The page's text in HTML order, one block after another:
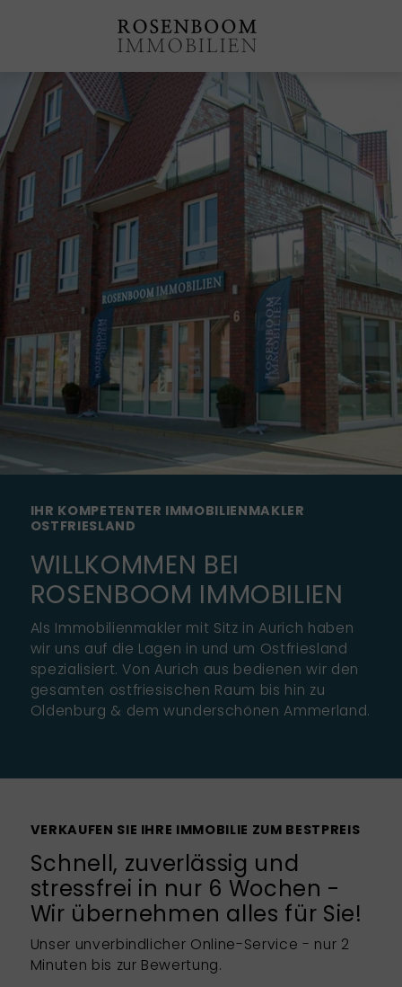
IHR KOMPETENTER IMMOBILIENMAKLER
OSTFRIESLAND
WILLKOMMEN BEI
ROSENBOOM IMMOBILIEN
Als Immobilienmakler mit Sitz in Aurich haben
wir uns auf die Lagen in und um Ostfriesland
spezialisiert. Von Aurich aus bedienen wir den
gesamten ostfriesischen Raum bis hin zu
Oldenburg & dem wunderschönen Ammerland.
VERKAUFEN SIE IHRE IMMOBILIE ZUM BESTPREIS
Schnell, zuverlässig und
stressfrei in nur 6 Wochen -
Wir übernehmen alles für Sie!
Unser unverbindlicher Online-Service - nur 2
Minuten bis zur Bewertung.